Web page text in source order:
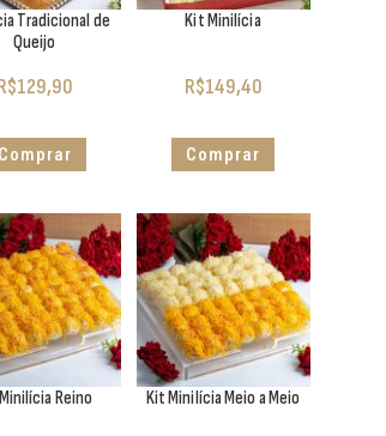
Tradicional de
Queijo
129,90
Comprar
Kit Minilícia
R$149,40
Comprar
Reino Kit Minilícia Meio a Meio